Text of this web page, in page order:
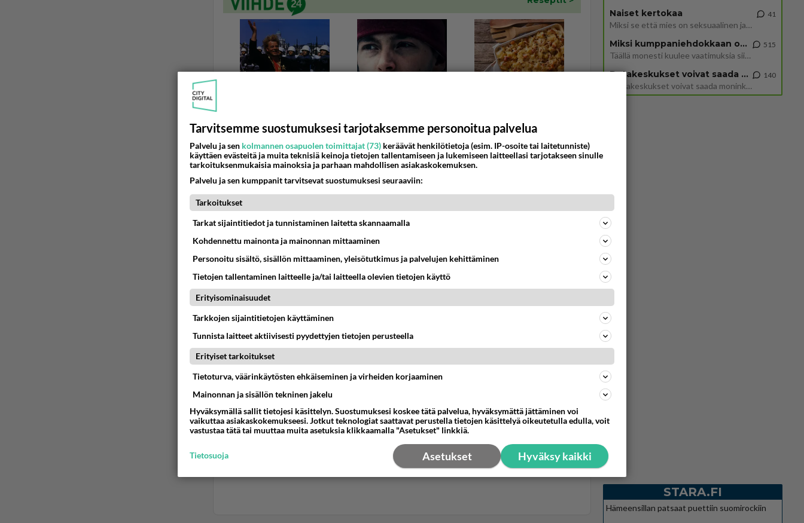
hanmoodo vyöt?
minkäväriset vyöt on ja missä järjestyksessä ne menee ja kuinka kauan vöihin
menee että ne saa esim kauanko pitää harras...
Naiset kertokaa
Miksi se että mies on seksuaalinen ja haluaa seksiä ja te olette hänen mielestänne haluttava on vastenmielistä? Mikä sii
41
Miksi kumppaniehdokkaan oma elämä on teille ongelma?
Täällä monesti kuulee vaatimuksia siitä, että kumppaniehdokkaalla ei saisi olla lemmikkejä, lapsia, kavereita, eksiä, su
515
Datakeskukset voivat saada moninkertaisesti enemmän palautuksia kuin mitä ne maksavat veroja
”Datakeskukset voivat saada moninkertaisesti enemmän palautuksia kuin mitä ne maksavat veroja”, sanoo professori Jussi K
140
STARA.FI
Hämeensillan patsaat puettiin suomirockiin
Tarvitsemme suostumuksesi tarjotaksemme personoitua palvelua
Palvelu ja sen kolmannen osapuolen toimittajat (73) keräävät henkilötietoja (esim. IP-osoite tai laitetunniste)
käyttäen evästeitä ja muita teknisiä keinoja tietojen tallentamiseen ja lukemiseen laitteellasi tarjotakseen sinulle
tarkoituksenmukaisia mainoksia ja parhaan mahdollisen asiakaskokemuksen.
Palvelu ja sen kumppanit tarvitsevat suostumuksesi seuraaviin:
Tarkoitukset
Tarkat sijaintitiedot ja tunnistaminen laitetta skannaamalla
Kohdennettu mainonta ja mainonnan mittaaminen
Personoitu sisältö, sisällön mittaaminen, yleisötutkimus ja palvelujen kehittäminen
Tietojen tallentaminen laitteelle ja/tai laitteella olevien tietojen käyttö
Erityisominaisuudet
Tarkkojen sijaintitietojen käyttäminen
Tunnista laitteet aktiivisesti pyydettyjen tietojen perusteella
Erityiset tarkoitukset
Tietoturva, väärinkäytösten ehkäiseminen ja virheiden korjaaminen
Mainonnan ja sisällön tekninen jakelu
Hyväksymällä sallit tietojesi käsittelyn. Suostumuksesi koskee tätä palvelua, hyväksymättä jättäminen voi
vaikuttaa asiakaskokemukseesi. Jotkut teknologiat saattavat perustella tietojen käsittelyä oikeutetulla edulla, voit
vastustaa tätä tai muuttaa muita asetuksia klikkaamalla "Asetukset" linkkiä.
Hyväksy kaikki
Asetukset
Tietosuoja